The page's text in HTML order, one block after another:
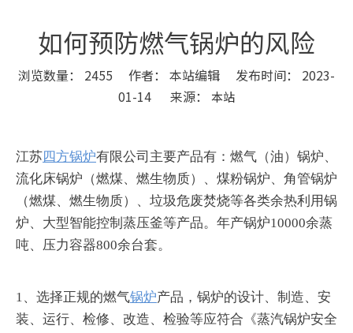
如何预防燃气锅炉的风险
浏览数量： 2455 作者： 本站编辑 发布时间： 2023-
01-14 来源： 本站
江苏四方锅炉有限公司主要产品有：燃气（油）锅炉、
流化床锅炉（燃煤、燃生物质）、煤粉锅炉、角管锅炉
（燃煤、燃生物质）、垃圾危废焚烧等各类余热利用锅
炉、大型智能控制蒸压釜等产品。年产锅炉10000余蒸
吨、压力容器800余台套。
1、选择正规的燃气锅炉产品，锅炉的设计、制造、安
装、运行、检修、改造、检验等应符合《蒸汽锅炉安全